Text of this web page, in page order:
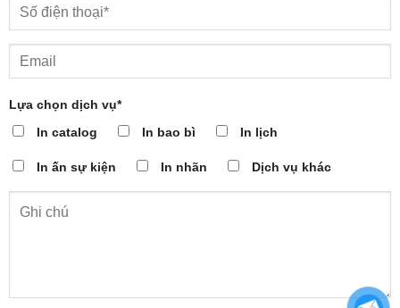
Lựa chọn dịch vụ*
In catalog
In bao bì In lịch
In ấn sự kiện In nhãn Dịch vụ khác